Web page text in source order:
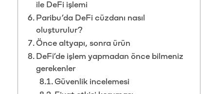
ile DeFi işlemi
Paribu’da DeFi cüzdanı nasıl
oluşturulur?
Önce altyapı, sonra ürün
DeFi’de işlem yapmadan önce bilmeniz
gerekenler
Güvenlik incelemesi